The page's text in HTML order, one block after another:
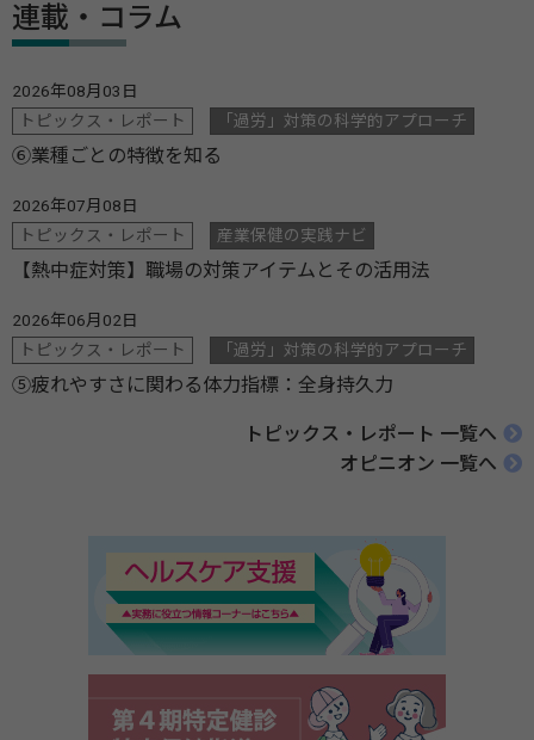
連載・コラム
2026年08月03日
トピックス・レポート
「過労」対策の科学的アプローチ
⑥業種ごとの特徴を知る
2026年07月08日
トピックス・レポート
産業保健の実践ナビ
【熱中症対策】職場の対策アイテムとその活用法
2026年06月02日
トピックス・レポート
「過労」対策の科学的アプローチ
⑤疲れやすさに関わる体力指標：全身持久力
トピックス・レポート 一覧へ
オピニオン 一覧へ